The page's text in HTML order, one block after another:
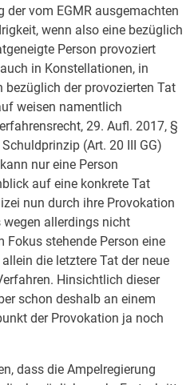
der vom EGMR ausgemachten
wenn also eine bezüglich
Person provoziert
in Konstellationen, in
bezüglich der provozierten Tat
weisen namentlich
29. Aufl. 2017, §
(Art. 20 III GG)
nur eine Person
auf eine konkrete Tat
nun durch ihre Provokation
allerdings nicht
stehende Person eine
die letztere Tat der neue
Hinsichtlich dieser
schon deshalb an einem
der Provokation ja noch
dass die Ampelregierung